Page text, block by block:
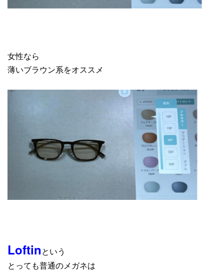
女性なら
薄いブラウン系をオススメ
Loftinという
とっても普通のメガネは